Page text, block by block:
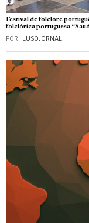
Festival de folclore
folclórica portuguesa
POR _LUSOJORNAL